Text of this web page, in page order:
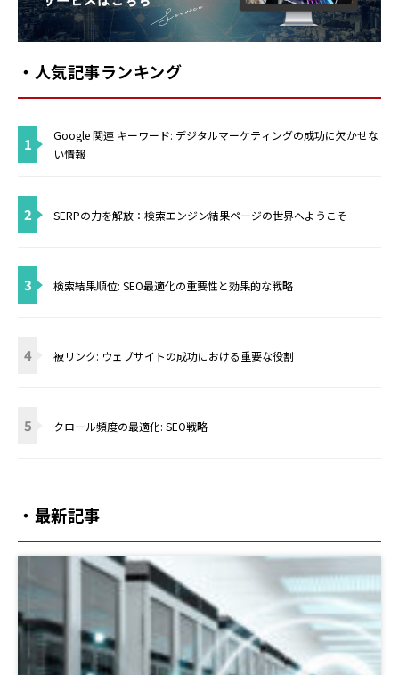
Service
・人気記事ランキング
1
Google 関連 キーワード: デジタルマーケティングの成功に欠かせな
い情報
2 SERPの力を解放：検索エンジン結果ページの世界へようこそ
3 検索結果順位: SEO最適化の重要性と効果的な戦略
4 被リンク: ウェブサイトの成功における重要な役割
5 クロール頻度の最適化: SEO戦略
・最新記事